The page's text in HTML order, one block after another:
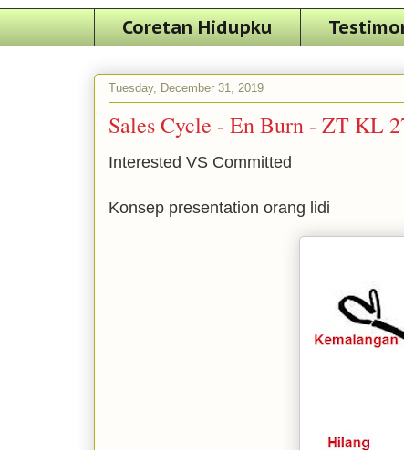
Coretan Hidupku
Tuesday, December 31, 2019
Sales Cycle - En Burn - ZT KL
Interested VS Committed
Konsep presentation orang lidi